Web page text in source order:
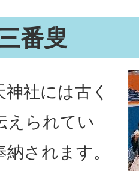
番叟
社には古く
えられてい
されます。